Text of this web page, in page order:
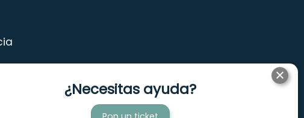
Aviso Legal
¿Necesitas ayuda?